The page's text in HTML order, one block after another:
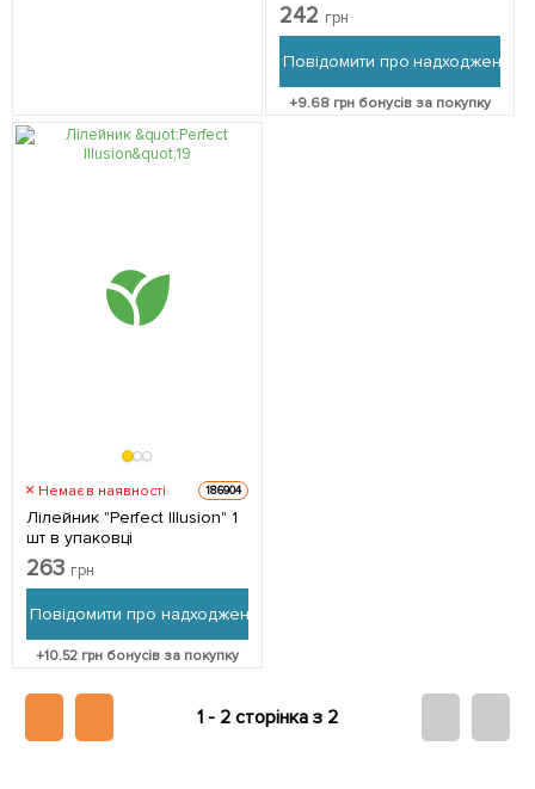
242 грн
Повідомити про надходження
+9.68 грн бонусів за покупку
Немає в наявності 186904
Лілейник "Perfect Illusion" 1
шт в упаковці
263 грн
Повідомити про надходження
+10.52 грн бонусів за покупку
1 - 2 сторінка з 2